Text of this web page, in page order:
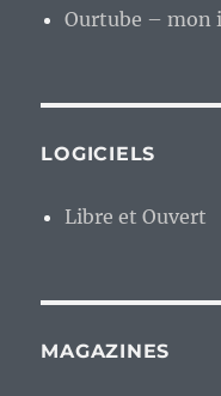
Ourtube – mon
LOGICIELS
Libre et Ouvert
MAGAZINES